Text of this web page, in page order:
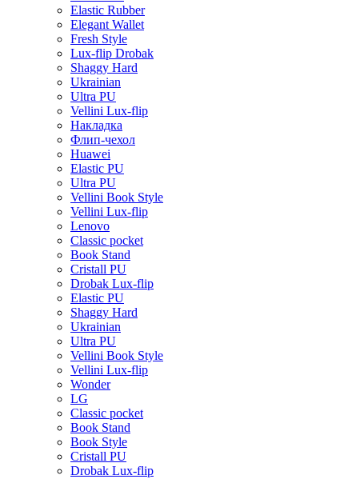
Elastic Rubber
Elegant Wallet
Fresh Style
Lux-flip Drobak
Shaggy Hard
Ukrainian
Ultra PU
Vellini Lux-flip
Накладка
Флип-чехол
Huawei
Elastic PU
Ultra PU
Vellini Book Style
Vellini Lux-flip
Lenovo
Classic pocket
Book Stand
Cristall PU
Drobak Lux-flip
Elastic PU
Shaggy Hard
Ukrainian
Ultra PU
Vellini Book Style
Vellini Lux-flip
Wonder
LG
Classic pocket
Book Stand
Book Style
Cristall PU
Drobak Lux-flip